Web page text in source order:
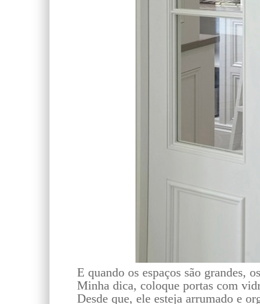
E quando os espaços são grandes,
Minha dica, coloque portas com
Desde que, ele esteja arrumado e